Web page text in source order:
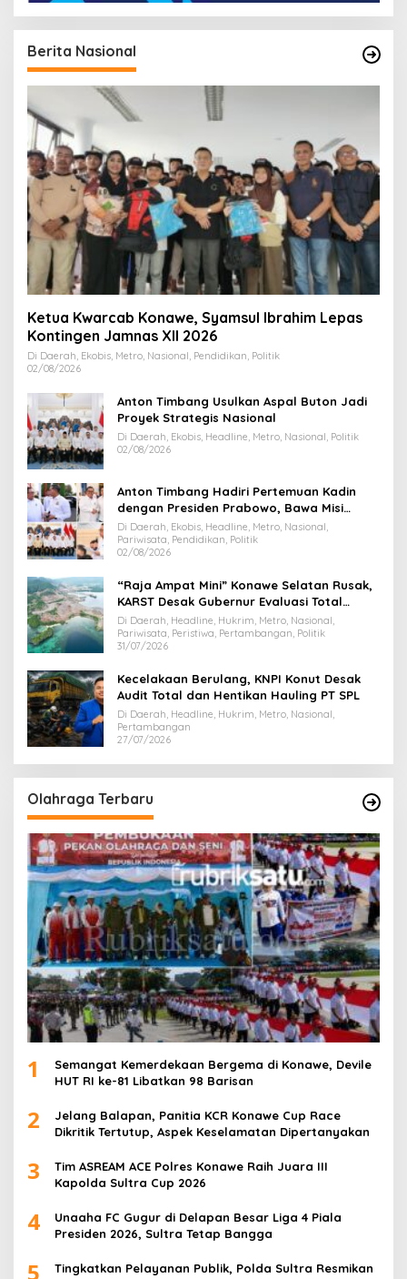
Berita Nasional
Ketua Kwarcab Konawe, Syamsul Ibrahim Lepas
Kontingen Jamnas XII 2026
Di Daerah, Ekobis, Metro, Nasional, Pendidikan, Politik
02/08/2026
Anton Timbang Usulkan Aspal Buton Jadi
Proyek Strategis Nasional
Di Daerah, Ekobis, Headline, Metro, Nasional, Politik
02/08/2026
Anton Timbang Hadiri Pertemuan Kadin
dengan Presiden Prabowo, Bawa Misi
Majukan Ekonomi Sultra
Di Daerah, Ekobis, Headline, Metro, Nasional,
Pariwisata, Pendidikan, Politik
02/08/2026
“Raja Ampat Mini” Konawe Selatan Rusak,
KARST Desak Gubernur Evaluasi Total
Dispar Sultra
Di Daerah, Headline, Hukrim, Metro, Nasional,
Pariwisata, Peristiwa, Pertambangan, Politik
31/07/2026
Kecelakaan Berulang, KNPI Konut Desak
Audit Total dan Hentikan Hauling PT SPL
Di Daerah, Headline, Hukrim, Metro, Nasional,
Pertambangan
27/07/2026
Olahraga Terbaru
1
Semangat Kemerdekaan Bergema di Konawe, Devile
HUT RI ke-81 Libatkan 98 Barisan
2
Jelang Balapan, Panitia KCR Konawe Cup Race
Dikritik Tertutup, Aspek Keselamatan Dipertanyakan
3
Tim ASREAM ACE Polres Konawe Raih Juara III
Kapolda Sultra Cup 2026
4
Unaaha FC Gugur di Delapan Besar Liga 4 Piala
Presiden 2026, Sultra Tetap Bangga
5
Tingkatkan Pelayanan Publik, Polda Sultra Resmikan